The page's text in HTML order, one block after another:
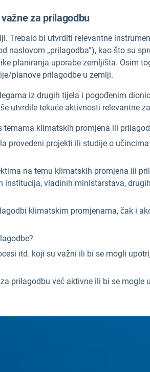
za prilagodbu
Trebalo bi utvrditi relevantne
naslovom „prilagodba”), kao što su
planiranja uporabe zemljišta. Osim
planove prilagodbe u zemlji.
iz drugih tijela i pogođenim
utvrdile tekuće aktivnosti relevantne
temama klimatskih promjena ili
provedeni projekti ili studije o
na temu klimatskih promjena ili
institucija, vladinih ministarstava,
klimatskim promjenama, čak i
itd. koji su važni ili bi se mogli
prilagodbu već aktivne ili bi se mogle